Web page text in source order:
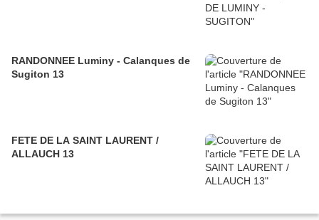
RANDONNEE Luminy - Calanques de
Sugiton 13
FETE DE LA SAINT LAURENT /
ALLAUCH 13